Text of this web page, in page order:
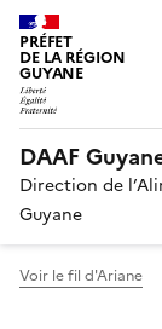
PRÉFET
DE LA RÉGION
GUYANE
DAAF
Direction de
Guyane
Voir le fil d'Ariane